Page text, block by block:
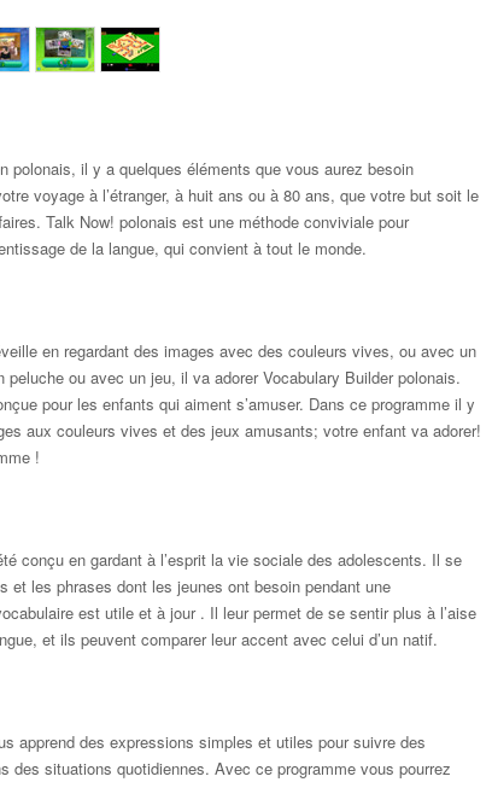
polonais, il y a quelques éléments que vous aurez besoin
voyage à l’étranger, à huit ans ou à 80 ans, que votre but soit le
Talk Now! polonais est une méthode conviviale pour
de la langue, qui convient à tout le monde.
en regardant des images avec des couleurs vives, ou avec un
peluche ou avec un jeu, il va adorer Vocabulary Builder polonais.
pour les enfants qui aiment s’amuser. Dans ce programme il y
aux couleurs vives et des jeux amusants; votre enfant va adorer!
!
conçu en gardant à l’esprit la vie sociale des adolescents. Il se
et les phrases dont les jeunes ont besoin pendant une
est utile et à jour . Il leur permet de se sentir plus à l’aise
et ils peuvent comparer leur accent avec celui d’un natif.
apprend des expressions simples et utiles pour suivre des
des situations quotidiennes. Avec ce programme vous pourrez